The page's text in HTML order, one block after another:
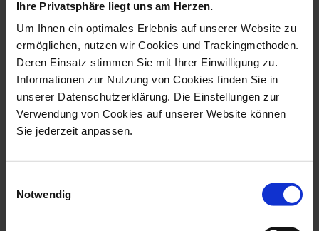
Ihre Privatsphäre liegt uns am Herzen.
Um Ihnen ein optimales Erlebnis auf unserer Website zu
ermöglichen, nutzen wir Cookies und Trackingmethoden.
Deren Einsatz stimmen Sie mit Ihrer Einwilligung zu.
Informationen zur Nutzung von Cookies finden Sie in
unserer Datenschutzerklärung. Die Einstellungen zur
Verwendung von Cookies auf unserer Website können
Sie jederzeit anpassen.
Notwendig
Gold, Go...
Ornament, Guardian